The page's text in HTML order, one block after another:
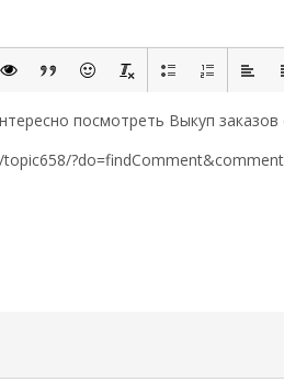
посмотреть Выкуп заказов